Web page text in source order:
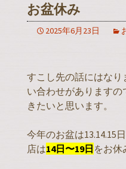
お盆休み
2025年6月23日
すこし先の話にはな
い合わせがあります
きたいと思います。
今年のお盆は13.14.15
店は14日〜19日 をお休